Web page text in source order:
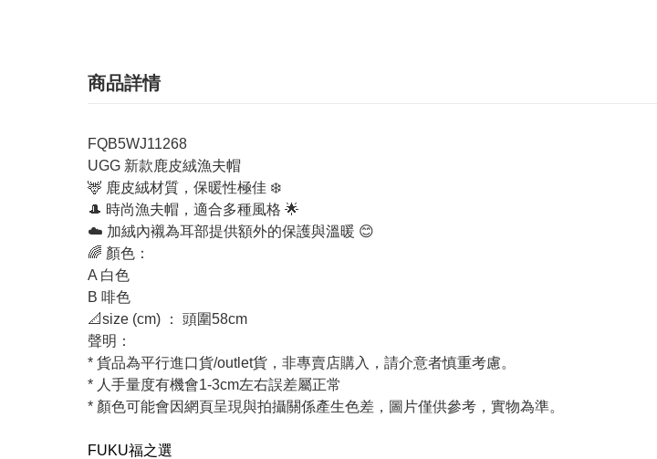
商品詳情
FQB5WJ11268
UGG 新款鹿皮絨漁夫帽
🦌 鹿皮絨材質，保暖性極佳 ❄️
🎩 時尚漁夫帽，適合多種風格 🌟
☁️ 加絨內襯為耳部提供額外的保護與溫暖 😊
🌈 顏色：
A 白色
B 啡色
📐size (cm) ： 頭圍58cm
聲明：
* 貨品為平行進口貨/outlet貨，非專賣店購入，請介意者慎重考慮。
* 人手量度有機會1-3cm左右誤差屬正常
* 顏色可能會因網頁呈現與拍攝關係產生色差，圖片僅供參考，實物為準。
FUKU福之選